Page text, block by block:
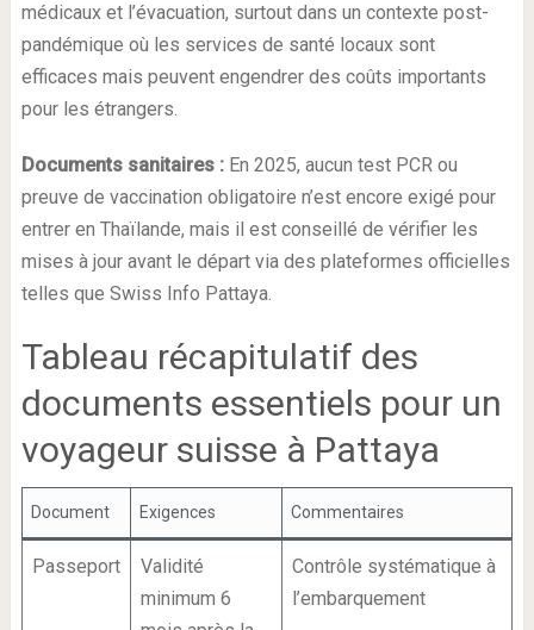
médicaux et l’évacuation, surtout dans un contexte post-
pandémique où les services de santé locaux sont
efficaces mais peuvent engendrer des coûts importants
pour les étrangers.
Documents sanitaires :En 2025, aucun test PCR ou
preuve de vaccination obligatoire n’est encore exigé pour
entrer en Thaïlande, mais il est conseillé de vérifier les
mises à jour avant le départ via des plateformes officielles
telles que Swiss Info Pattaya.
Tableau récapitulatif des
documents essentiels pour un
voyageur suisse à Pattaya
Document Exigences Commentaires
Passeport
Validité
minimum 6
Contrôle systématique à
l’embarquement